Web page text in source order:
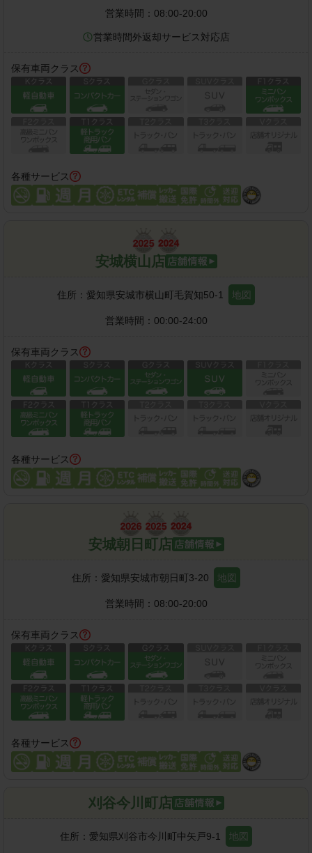
営業時間： 08:00-20:00
営業時間外返却サービス対応店
保有車両クラス
各種サービス
安城横山店
住所： 愛知県安城市横山町毛賀知50-1 地図
営業時間： 00:00-24:00
保有車両クラス
各種サービス
安城朝日町店
住所： 愛知県安城市朝日町3-20 地図
営業時間： 08:00-20:00
保有車両クラス
各種サービス
刈谷今川町店
住所： 愛知県刈谷市今川町中矢戸9-1 地図